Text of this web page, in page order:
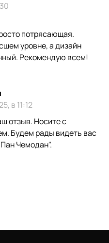
потрясающая.
уровне, а дизайн
Рекомендую всем!
в 11:12
отзыв. Носите с
Будем рады видеть вас
Чемодан".